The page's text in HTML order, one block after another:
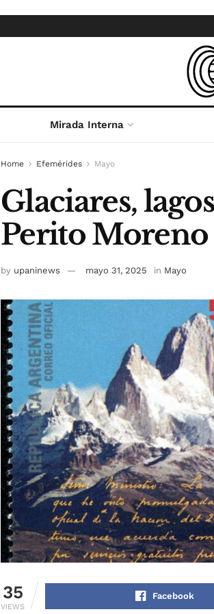
Mirada Interna
Home Efemérides Mayo
Glaciares,
Perito Moreno
by upaninews mayo 31, 2025 in Mayo
35
VIEWS
Facebook